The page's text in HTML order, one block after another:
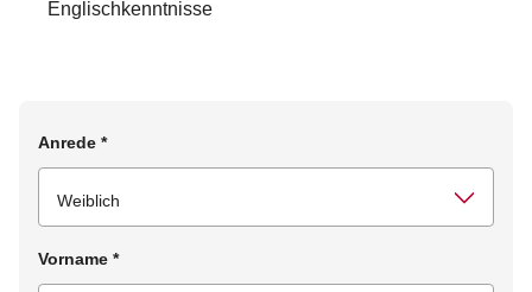
Englischkenntnisse
Anrede *
Vorname *